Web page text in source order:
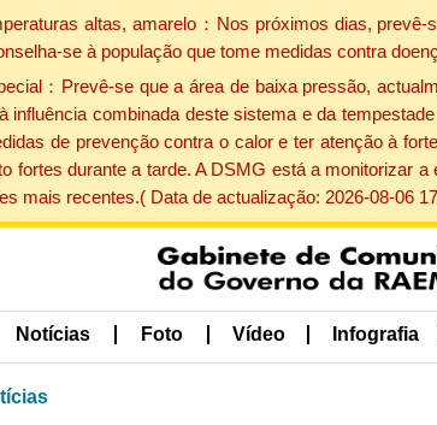
altas, amarelo：Nos próximos dias,
se à população que tome medidas contra
：Prevê-se que a área de baixa pressão,
influência combinada deste sistema e da
de prevenção contra o calor e ter atenção à
fortes durante a tarde. A DSMG está a monitorizar
mais recentes.( Data de actualização: 2026-08-06
Notícias Foto Vídeo Infografia